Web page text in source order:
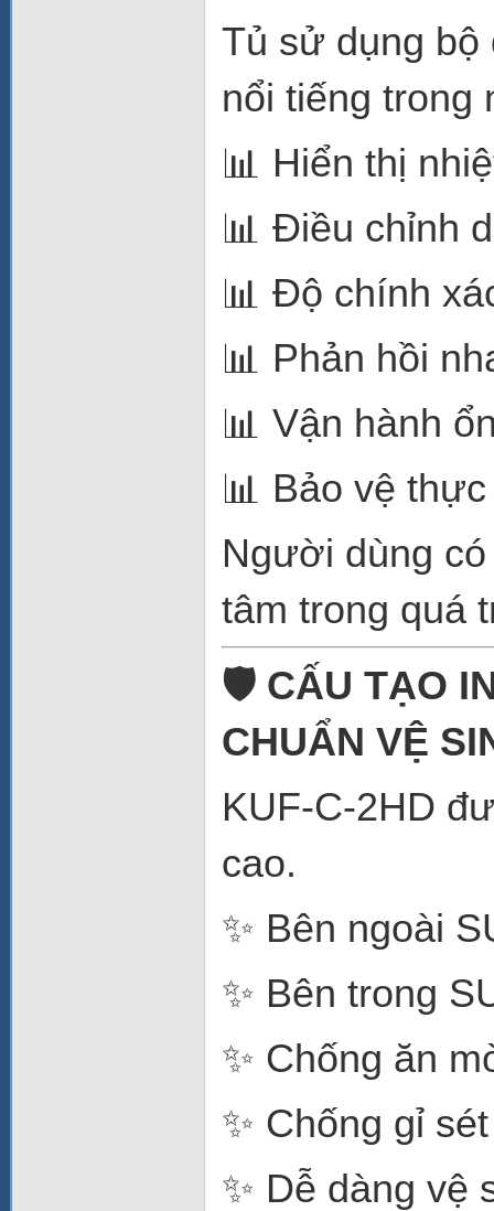
Tủ sử dụng
nổi tiếng trong
📊 Hiển thị
📊 Điều chỉnh
📊 Độ chính
📊 Phản hồi
📊 Vận hành
📊 Bảo vệ
Người dùng
tâm trong quá
🛡️ CẤU TẠO
CHUẨN VỆ
KUF-C-2HD
cao.
✨ Bên ngoài
✨ Bên trong
✨ Chống ăn
✨ Chống gỉ sét
✨ Dễ dàng vệ